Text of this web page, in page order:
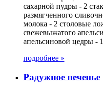
сахарной пудры - 2
размягченного
молока - 2 столовые
свежевыжатого
апельсиновой цедры -
подробнее »
Радужное печенье